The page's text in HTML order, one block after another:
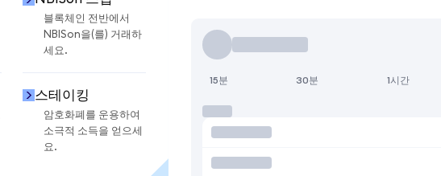
블록체인 전반에서
NBISon을(를) 거래하
세요.
스테이킹
암호화폐를 운용하여
소극적 소득을 얻으세
요.
15분 30분 1시간